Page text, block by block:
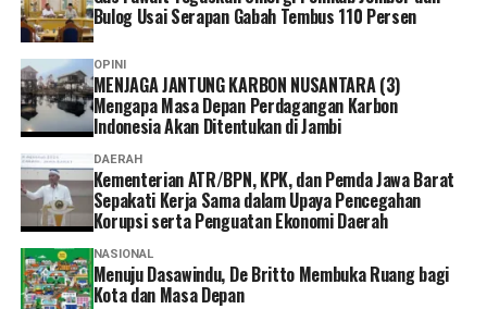
Bulog Usai Serapan Gabah Tembus 110 Persen
OPINI
MENJAGA JANTUNG KARBON NUSANTARA (3)
Mengapa Masa Depan Perdagangan Karbon
Indonesia Akan Ditentukan di Jambi
DAERAH
Kementerian ATR/BPN, KPK, dan Pemda Jawa Barat
Sepakati Kerja Sama dalam Upaya Pencegahan
Korupsi serta Penguatan Ekonomi Daerah
NASIONAL
Menuju Dasawindu, De Britto Membuka Ruang bagi
Kota dan Masa Depan